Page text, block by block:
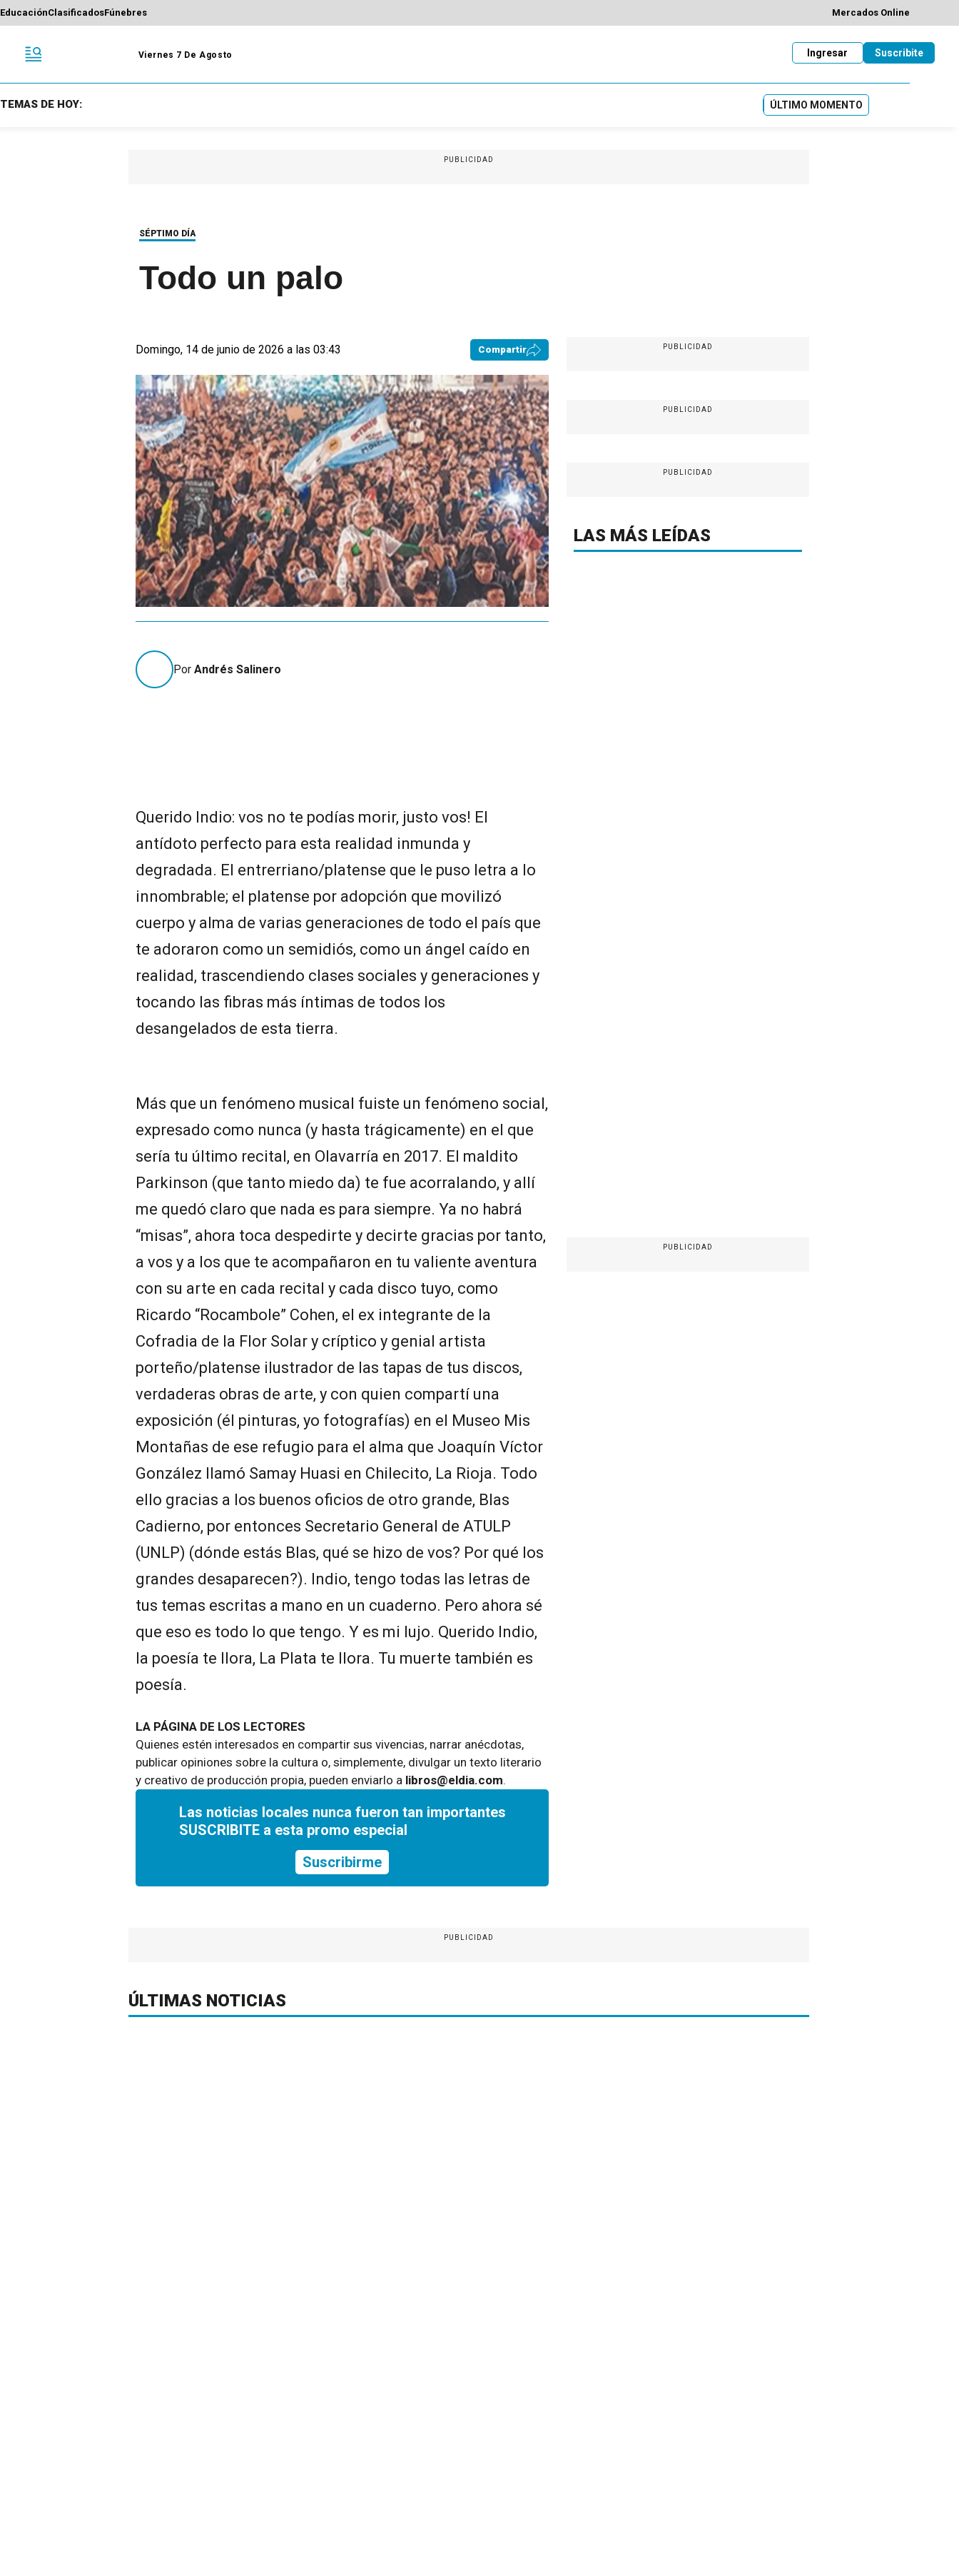
EducaciónClasificadosFúnebres Mercados Online
Viernes 7 De Agosto Suscribite
Ingresar
TEMAS DE HOY: ÚLTIMO MOMENTO
PUBLICIDAD
SÉPTIMO DÍA
Todo un palo
Domingo, 14 de junio de 2026 a las 03:43 Compartir
Por Andrés Salinero
Querido Indio: vos no te podías morir, justo vos! El
antídoto perfecto para esta realidad inmunda y
degradada. El entrerriano/platense que le puso letra a lo
innombrable; el platense por adopción que movilizó
cuerpo y alma de varias generaciones de todo el país que
te adoraron como un semidiós, como un ángel caído en
realidad, trascendiendo clases sociales y generaciones y
tocando las fibras más íntimas de todos los
desangelados de esta tierra.
Más que un fenómeno musical fuiste un fenómeno social,
expresado como nunca (y hasta trágicamente) en el que
sería tu último recital, en Olavarría en 2017. El maldito
Parkinson (que tanto miedo da) te fue acorralando, y allí
me quedó claro que nada es para siempre. Ya no habrá
“misas”, ahora toca despedirte y decirte gracias por tanto,
a vos y a los que te acompañaron en tu valiente aventura
con su arte en cada recital y cada disco tuyo, como
Ricardo “Rocambole” Cohen, el ex integrante de la
Cofradia de la Flor Solar y críptico y genial artista
porteño/platense ilustrador de las tapas de tus discos,
verdaderas obras de arte, y con quien compartí una
exposición (él pinturas, yo fotografías) en el Museo Mis
Montañas de ese refugio para el alma que Joaquín Víctor
González llamó Samay Huasi en Chilecito, La Rioja. Todo
ello gracias a los buenos oficios de otro grande, Blas
Cadierno, por entonces Secretario General de ATULP
(UNLP) (dónde estás Blas, qué se hizo de vos? Por qué los
grandes desaparecen?). Indio, tengo todas las letras de
tus temas escritas a mano en un cuaderno. Pero ahora sé
que eso es todo lo que tengo. Y es mi lujo. Querido Indio,
la poesía te llora, La Plata te llora. Tu muerte también es
poesía.
LA PÁGINA DE LOS LECTORES
Quienes estén interesados en compartir sus vivencias, narrar anécdotas,
publicar opiniones sobre la cultura o, simplemente, divulgar un texto literario
y creativo de producción propia, pueden enviarlo a libros@eldia.com.
Las noticias locales nunca fueron tan importantes
SUSCRIBITE a esta promo especial
Suscribirme
PUBLICIDAD
PUBLICIDAD
PUBLICIDAD
LAS MÁS LEÍDAS
PUBLICIDAD
PUBLICIDAD
ÚLTIMAS NOTICIAS